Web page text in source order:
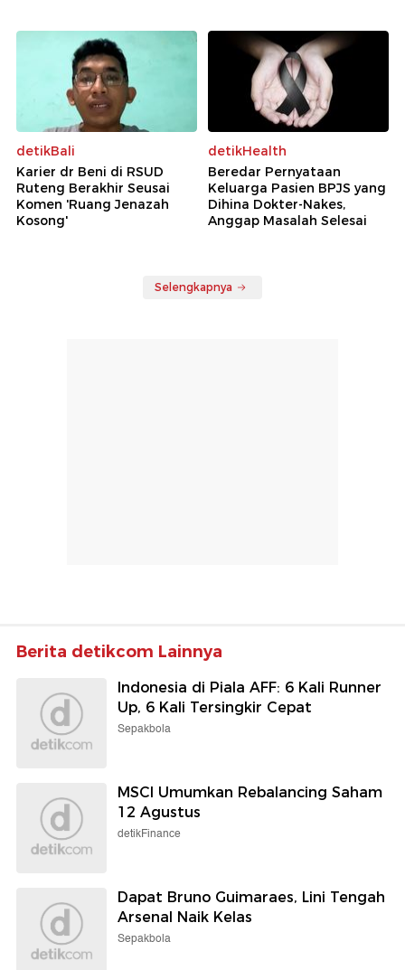
detikBali
Karier dr Beni di RSUD
Ruteng Berakhir Seusai
Komen 'Ruang Jenazah
Kosong'
detikHealth
Beredar Pernyataan
Keluarga Pasien BPJS yang
Dihina Dokter-Nakes,
Anggap Masalah Selesai
Selengkapnya
Berita detikcom Lainnya
Indonesia di Piala AFF: 6 Kali Runner
Up, 6 Kali Tersingkir Cepat
Sepakbola
MSCI Umumkan Rebalancing Saham
12 Agustus
detikFinance
Dapat Bruno Guimaraes, Lini Tengah
Arsenal Naik Kelas
Sepakbola